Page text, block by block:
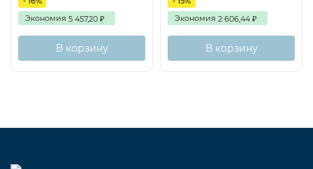
Экономия 5 457,20 ₽
В корзину
Экономия 2 606,44 ₽
В корзину